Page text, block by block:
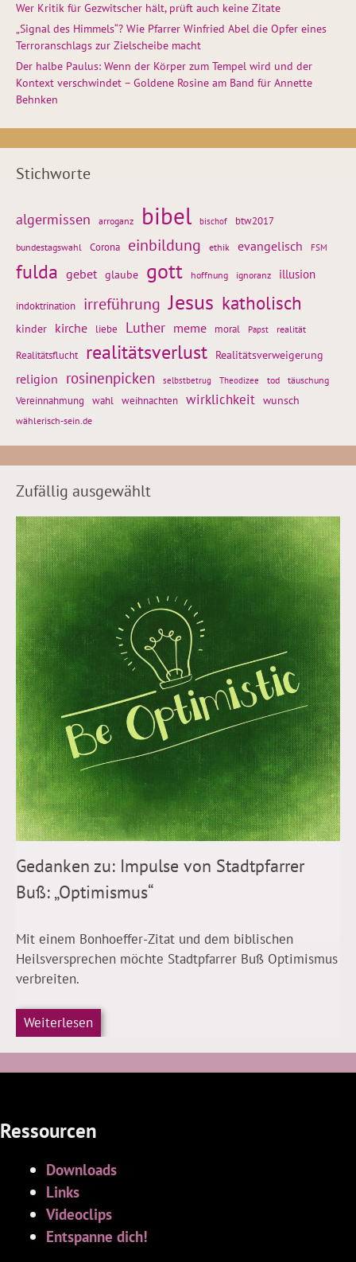
Wer Kritik für Gezwitscher hält, prüft auch keine Zitate
„Signal des Himmels“? Wie Pfarrer Winfried Abel die Opfer eines
Terroranschlags zur Zielscheibe macht
Der halbe Paulus: Wenn der Körper zum Tempel wird und der
Kontext verschwindet – Goldene Rosine am Band für Annette
Behnken
Stichworte
algermissen arroganz bibel bischof btw2017
bundestagswahl Corona einbildung ethik evangelisch FSM
fulda gebet glaube gott hoffnung ignoranz illusion
indoktrination irreführung Jesus katholisch
kinder kirche liebe Luther meme moral Papst realität
Realitätsflucht realitätsverlust Realitätsverweigerung
religion rosinenpicken selbstbetrug Theodizee tod täuschung
Vereinnahmung wahl weihnachten wirklichkeit wunsch
wählerisch-sein.de
Zufällig ausgewählt
Gedanken zu: Impulse von Stadtpfarrer
Buß: „Optimismus“
Mit einem Bonhoeffer-Zitat und dem biblischen
Heilsversprechen möchte Stadtpfarrer Buß Optimismus
verbreiten.
Weiterlesen
Ressourcen
Downloads
Links
Videoclips
Entspanne dich!